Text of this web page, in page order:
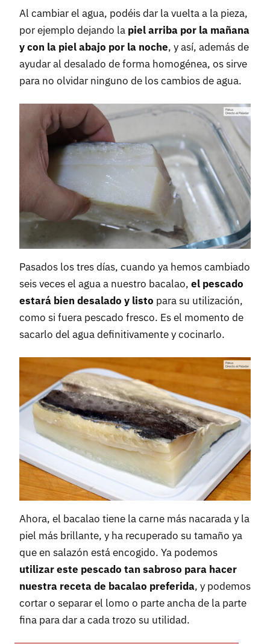
Al cambiar el agua, podéis dar la vuelta a la pieza,
por ejemplo dejando la piel arriba por la mañana
y con la piel abajo por la noche, y así, además de
ayudar al desalado de forma homogénea, os sirve
para no olvidar ninguno de los cambios de agua.
Pasados los tres días, cuando ya hemos cambiado
seis veces el agua a nuestro bacalao, el pescado
estará bien desalado y listo para su utilización,
como si fuera pescado fresco. Es el momento de
sacarlo del agua definitivamente y cocinarlo.
Ahora, el bacalao tiene la carne más nacarada y la
piel más brillante, y ha recuperado su tamaño ya
que en salazón está encogido. Ya podemos
utilizar este pescado tan sabroso para hacer
nuestra receta de bacalao preferida, y podemos
cortar o separar el lomo o parte ancha de la parte
fina para dar a cada trozo su utilidad.